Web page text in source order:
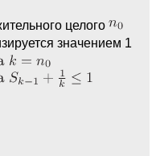
целого
значением 1